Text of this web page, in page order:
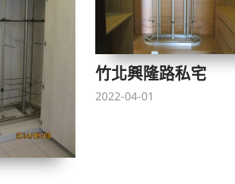
竹北興隆路私宅
2022-04-01